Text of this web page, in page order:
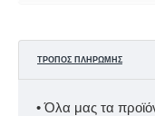
ΤΡΌΠΟΣ ΠΛΗΡΩΜΉΣ
• Όλα μας τα